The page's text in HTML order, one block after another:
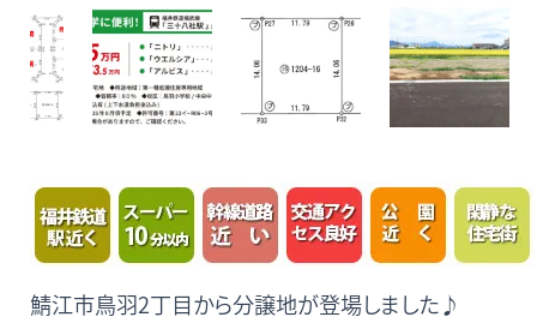
メールでお問合せ アド・ブレインの
プライバシーポリシー
鯖江市鳥羽2丁目から分譲地が登場しました♪